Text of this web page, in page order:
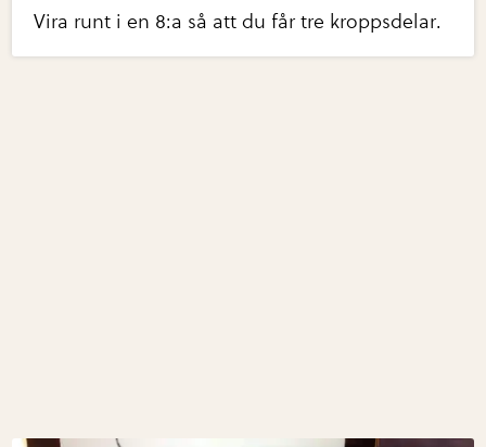
Vira runt i en 8:a så att du får tre kroppsdelar.